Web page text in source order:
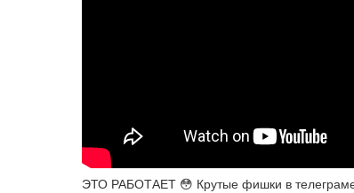
ЭТО РАБОТАЕТ 😳 Крутые фишки в